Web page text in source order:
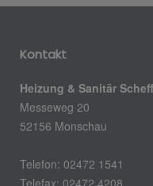
Kontakt
Heizung & Sanitär
Messeweg 20
52156 Monschau
Telefon: 02472 1541
Telefax: 02472 4208